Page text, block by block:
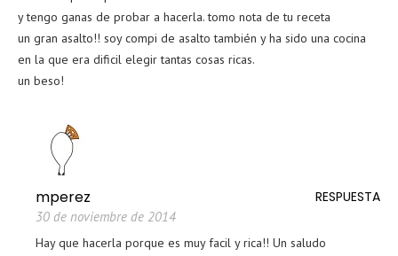
y tengo ganas de probar a hacerla. tomo nota de tu receta
un gran asalto!! soy compi de asalto también y ha sido una cocina
en la que era dificil elegir tantas cosas ricas.
un beso!
RESPUESTA
mperez
30 de noviembre de 2014
Hay que hacerla porque es muy facil y rica!! Un saludo